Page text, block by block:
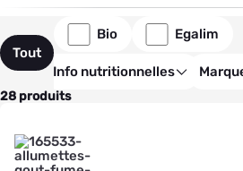
Tout
Bio Egalim
Info nutritionnelles
28 produits